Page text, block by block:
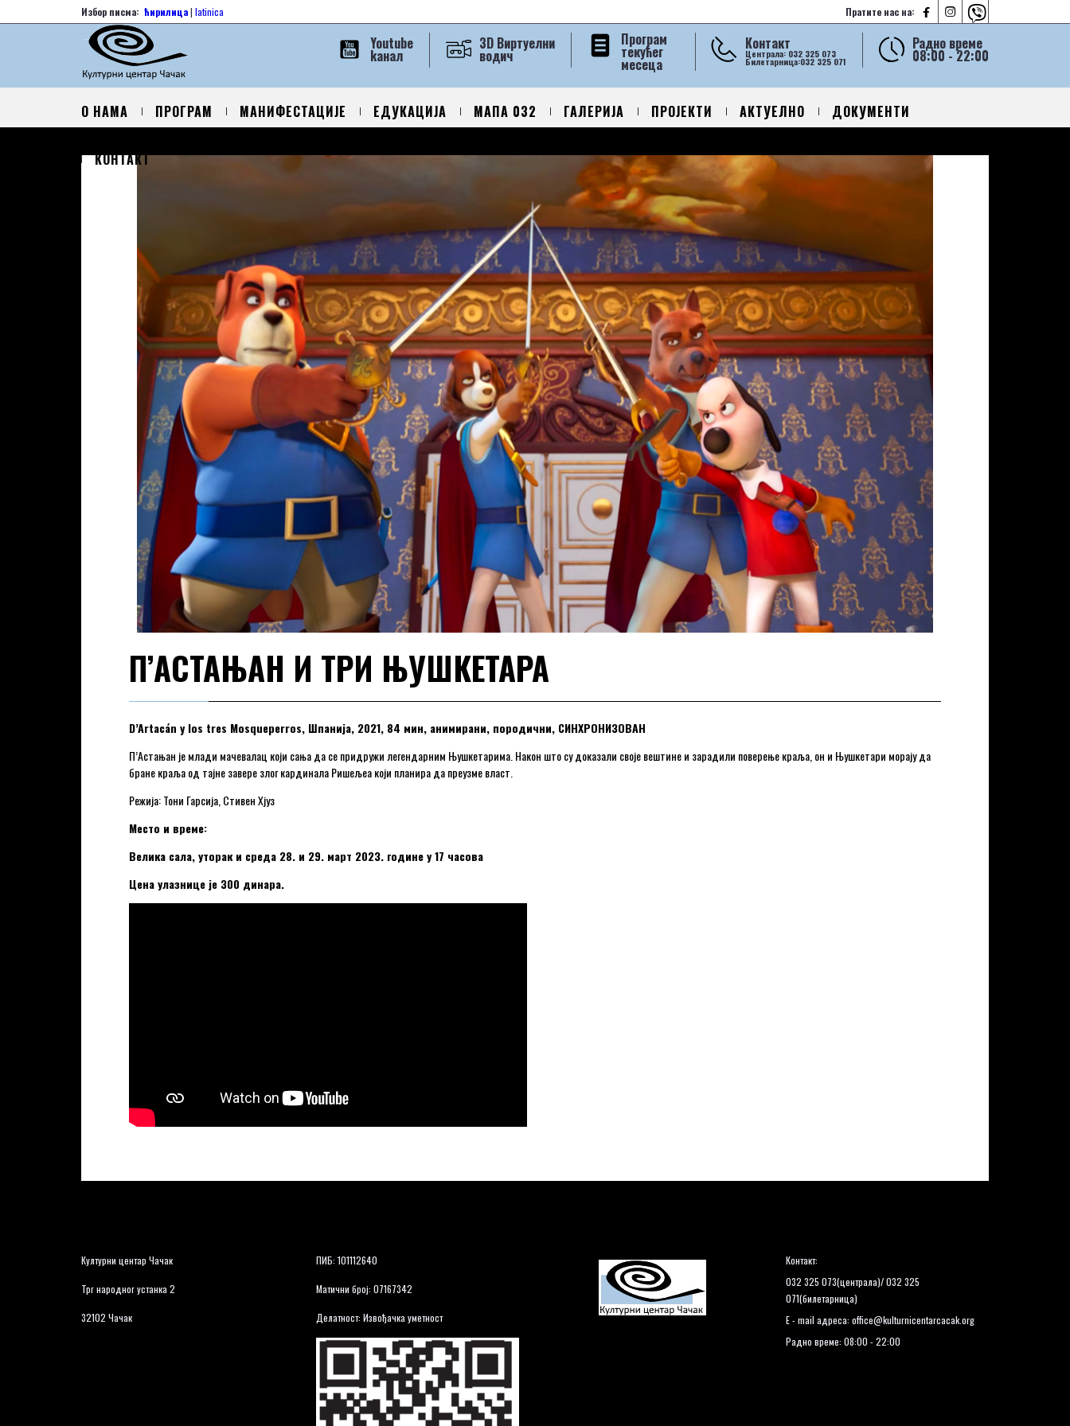
Пратите нас на:   
Избор писма: ћирилица| latinica
Радно време
08:00 - 22:00
Контакт
Централа: 032 325 073
Билетарница:032 325 071
Програм
текућег
месеца
3D Виртуелни
водич
Youtube
kанал
О НАМА ПРОГРАМ МАНИФЕСТАЦИЈЕ ЕДУКАЦИЈА МАПА 032 ГАЛЕРИЈА ПРОЈЕКТИ АКТУЕЛНО ДОКУМЕНТИ
КОНТАКТ
П’АСТАЊАН И ТРИ ЊУШКЕТАРА
D’Artacán y los tres Mosqueperros, Шпанија, 2021, 84 мин, анимирани, породични, СИНХРОНИЗОВАН
П’Астањан је млади мачевалац који сања да се придружи легендарним Њушкетарима. Након што су доказали своје вештине и зарадили поверење краља, он и Њушкетари морају да
бране краља од тајне завере злог кардинала Ришељеа који планира да преузме власт.
Режија: Тони Гарсија, Стивен Хјуз
Место и време:
Велика сала, уторак и среда 28. и 29. март 2023. године у 17 часова
Цена улазнице је 300 динара.
Културни центар Чачак
Трг народног устанка 2
32102 Чачак
ПИБ: 101112640
Матични број: 07167342
Делатност: Извођачка уметност
Контакт:
032 325 073(централа)/ 032 325
071(билетарница)
E - mail адреса: office@kulturnicentarcacak.org
Радно време: 08:00 - 22:00